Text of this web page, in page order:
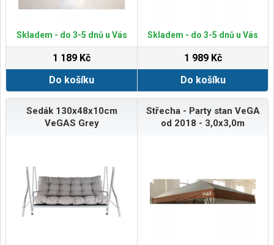
Skladem - do 3-5 dnů u Vás
1 189 Kč
Do košíku
Skladem - do 3-5 dnů u Vás
1 989 Kč
Do košíku
Sedák 130x48x10cm
VeGAS Grey
Střecha - Party stan VeGA
od 2018 - 3,0x3,0m